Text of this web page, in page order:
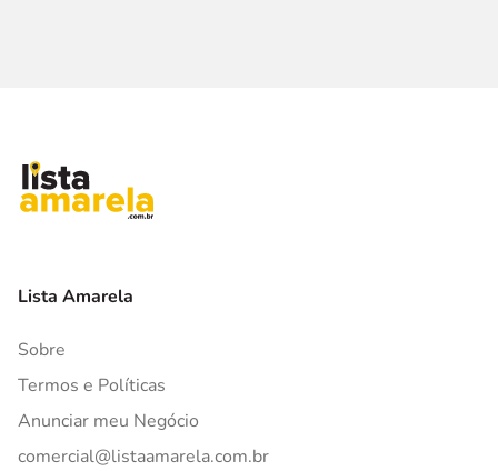
Lista Amarela
Sobre
Termos e Políticas
Anunciar meu Negócio
comercial@listaamarela.com.br